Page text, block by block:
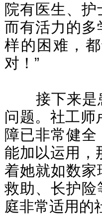
院有医生、
而有活力的
样的困难，
对！”
接下来是患
问题。社工师
障已非常健
能加以运用，
着她就如数
救助、长护
庭非常适用的